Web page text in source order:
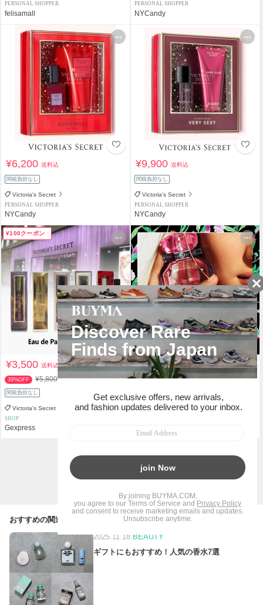
PERSONAL SHOPPER
felisamall
PERSONAL SHOPPER
NYCandy
¥6,200送料込
関税負担なし
Victoria's Secret
PERSONAL SHOPPER
NYCandy
¥9,900送料込
関税負担なし
Victoria's Secret
PERSONAL SHOPPER
NYCandy
¥100クーポン
¥3,500送料込
39%OFF ¥5,800
関税負担なし
Victoria's Secret
SHOP
Gexpress
¥15,400送料込
関税負担なし
Victoria's Secret
おすすめの関連記事
2025.11.18 BEAUTY
ギフトにもおすすめ！人気の香水7選